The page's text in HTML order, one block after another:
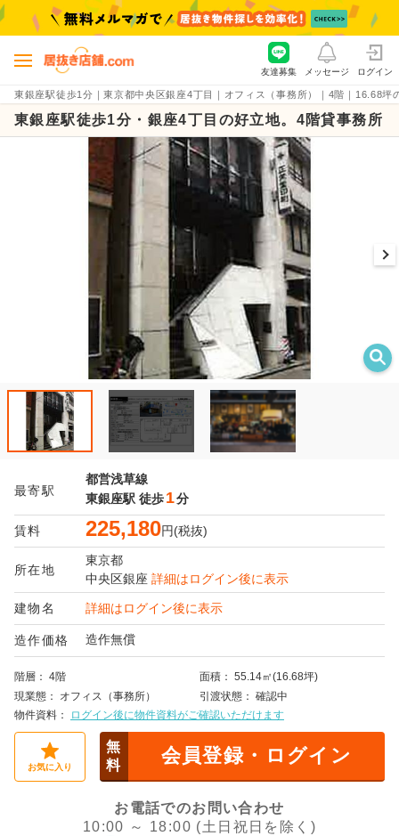
東銀座駅徒歩1分｜東京都中央区銀座4丁目｜オフィス（事務所）｜4階｜16.68
友達募集 メッセージ ログイン
東銀座駅徒歩1分・銀座4丁目の好立地。4階貸事務所
最寄駅
都営浅草線
東銀座駅 徒歩1分
賃料 225,180円(税抜)
所在地
東京都
中央区銀座 詳細はログイン後に表示
建物名 詳細はログイン後に表示
造作価格 造作無償
階層 4階 面積
55.14㎡(16.68坪)
現業態
オフィス（事務所） 引渡状態
確認中
物件資料
ログイン後に物件資料がご確認いただけます
お気に入り
無
料
会員登録・ログイン
お電話でのお問い合わせ
10:00 ～ 18:00 (土日祝日を除く)